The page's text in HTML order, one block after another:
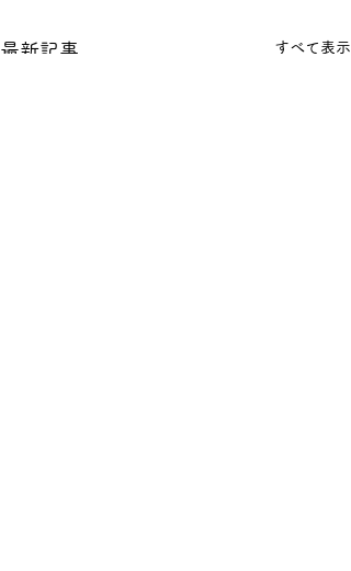
最新記事 すべて表示